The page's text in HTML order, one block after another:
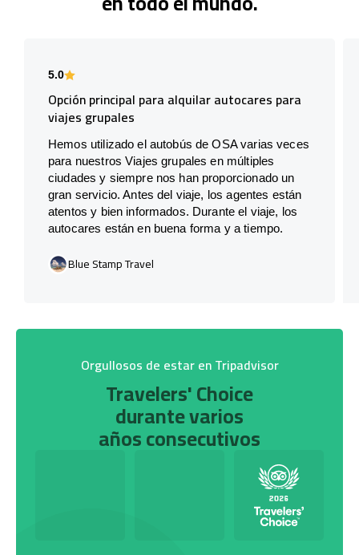
5.0
Opción principal para alquilar autocares para
viajes grupales
Hemos utilizado el autobús de OSA varias veces
para nuestros Viajes grupales en múltiples
ciudades y siempre nos han proporcionado un
gran servicio. Antes del viaje, los agentes están
atentos y bien informados. Durante el viaje, los
autocares están en buena forma y a tiempo.
Blue Stamp Travel
Orgullosos de estar en Tripadvisor
Travelers' Choice
durante varios
años consecutivos